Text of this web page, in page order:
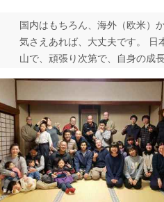
国内はもちろん、海外（欧米）
気さえあれば、大丈夫です。 日
山で、頑張り次第で、自身の成
や護摩祈祷、瞑想などの、修行